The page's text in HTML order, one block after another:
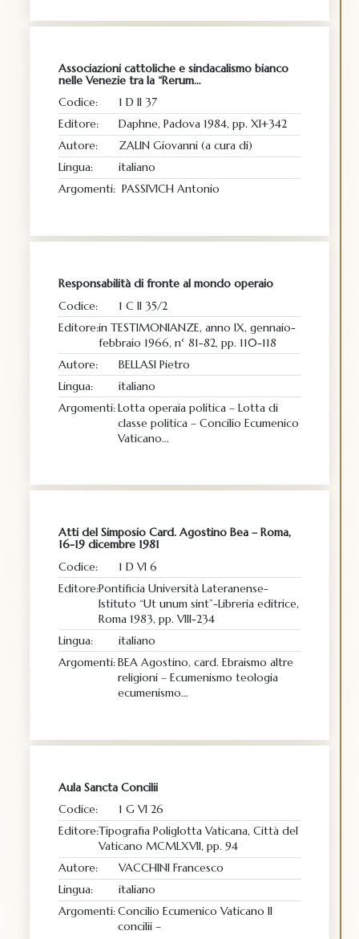
Associazioni cattoliche e sindacalismo bianco
nelle Venezie tra la “Rerum…
Codice:
1 D II 37
Editore:
Daphne, Padova 1984, pp. XI+342
Autore:
ZALIN Giovanni (a cura di)
Lingua:
italiano
Argomenti: PASSIVICH Antonio
Responsabilità di fronte al mondo operaio
Codice:
1 C II 35/2
Editore:in TESTIMONIANZE, anno IX, gennaio-
febbraio 1966, n° 81-82, pp. 110-118
Autore:
BELLASI Pietro
Lingua:
italiano
Argomenti:Lotta operaia politica – Lotta di
classe politica – Concilio Ecumenico
Vaticano…
Atti del Simposio Card. Agostino Bea – Roma,
16-19 dicembre 1981
Codice:
1 D VI 6
Editore:Pontificia Università Lateranense-
Istituto “Ut unum sint”-Libreria editrice,
Roma 1983, pp. VIII-234
Lingua:
italiano
Argomenti:BEA Agostino, card. Ebraismo altre
religioni – Ecumenismo teologia
ecumenismo…
Aula Sancta Concilii
Codice:
1 G VI 26
Editore:Tipografia Poliglotta Vaticana, Città del
Vaticano MCMLXVII, pp. 94
Autore:
VACCHINI Francesco
Lingua:
italiano
Argomenti:Concilio Ecumenico Vaticano II
concilii –